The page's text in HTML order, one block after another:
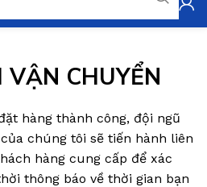
VẬN CHUYỂN
hàng thành công, đội ngũ
chúng tôi sẽ tiến hành liên
hàng cung cấp để xác
thông báo về thời gian bạn